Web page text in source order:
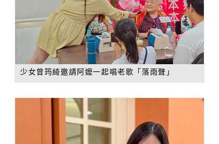
少女曾筠綺邀請阿嬤一起唱老歌「落雨聲」